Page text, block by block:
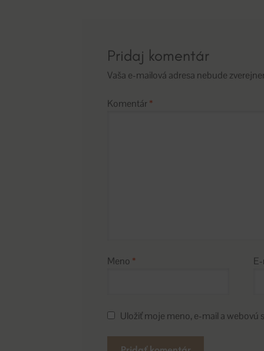
Pridaj komentár
Vaša e-mailová adresa nebude
Komentár*
Meno *
Uložiť moje meno, e-mail a